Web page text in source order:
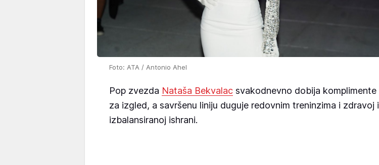
Foto: ATA / Antonio Ahel
Pop zvezda Nataša Bekvalac svakodnevno dobija komplimente
za izgled, a savršenu liniju duguje redovnim treninzima i zdravoj i
izbalansiranoj ishrani.